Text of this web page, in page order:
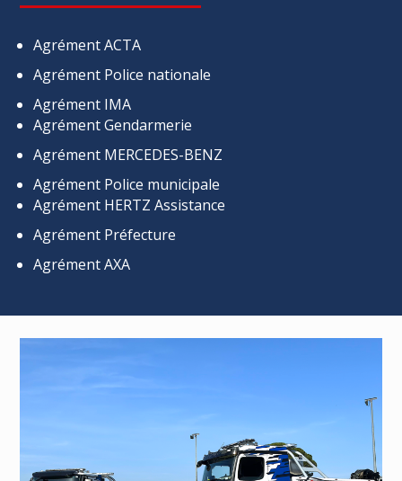
Agrément ACTA
Agrément Police nationale
Agrément IMA
Agrément Gendarmerie
Agrément MERCEDES-BENZ
Agrément Police municipale
Agrément HERTZ Assistance
Agrément Préfecture
Agrément AXA